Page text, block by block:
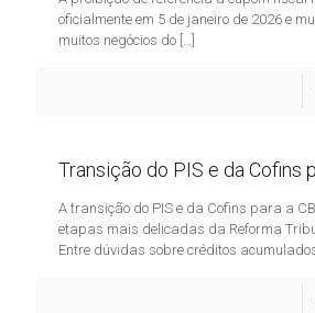
oficialmente em 5 de janeiro de 2026 e
muitos negócios do […]
Transição do PIS e da Cofins
A transição do PIS e da Cofins para a
etapas mais delicadas da Reforma
Entre dúvidas sobre créditos